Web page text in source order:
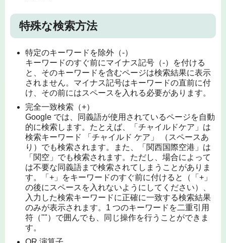
特殊な検索方法
特定のキーワードを除外（-）
キーワードのすぐ前にマイナス記号（-）を付ける
と、そのキーワードを含むページは検索結果に表示
されません。マイナス記号はキーワードの直前に付
け、その前にはスペースを入れる必要があります。
完全一致検索（+）
Google では、同義語が使用されているページを自動
的に検索します。たとえば、「チャイルドケア」は
検索キーワード 「チャイルド ケア」 （スペースあ
り）でも検索されます。また、「関西国際空港」は
「関空」でも検索されます。ただし、場合によって
は不要な同義語まで検索されてしまうことがありま
す。「+」をキーワードのすぐ前に付けると（「+」
の後にスペースを入れないようにしてください）、
入力した検索キーワードに正確に一致する検索結果
のみが表示されます。1 つのキーワードを二重引用
符（""）で囲んでも、同じ操作を行うことができま
す。